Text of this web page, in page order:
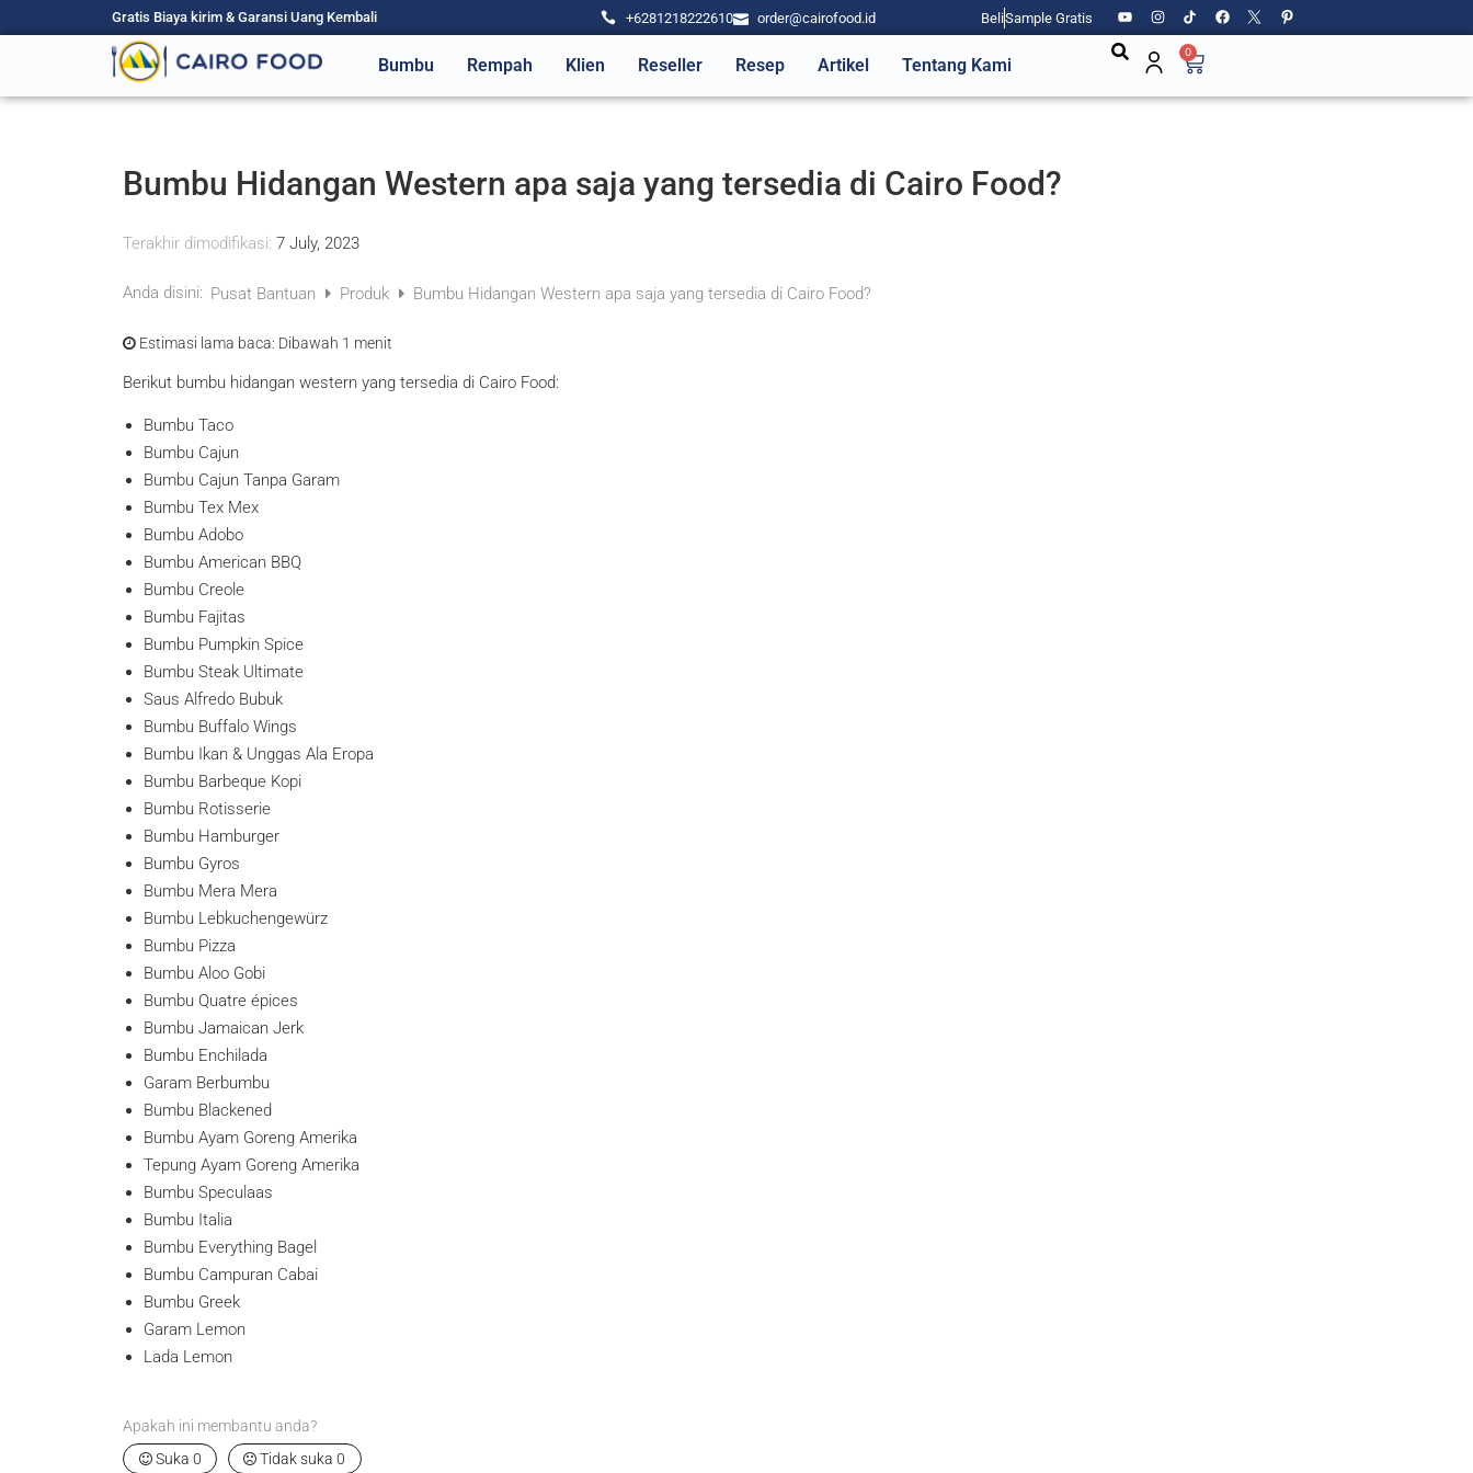
Gratis Biaya kirim & Garansi Uang Kembali +6281218222610 order@cairofood.id BeliSample Gratis
Bumbu Rempah Klien Reseller Resep Artikel Tentang Kami
0
Bumbu Hidangan Western apa saja yang tersedia di Cairo Food?
Terakhir dimodifikasi: 7 July, 2023
Anda disini: Pusat Bantuan Produk Bumbu Hidangan Western apa saja yang tersedia di Cairo Food?
Estimasi lama baca: Dibawah 1 menit
Berikut bumbu hidangan western yang tersedia di Cairo Food:
Bumbu Taco
Bumbu Cajun
Bumbu Cajun Tanpa Garam
Bumbu Tex Mex
Bumbu Adobo
Bumbu American BBQ
Bumbu Creole
Bumbu Fajitas
Bumbu Pumpkin Spice
Bumbu Steak Ultimate
Saus Alfredo Bubuk
Bumbu Buffalo Wings
Bumbu Ikan & Unggas Ala Eropa
Bumbu Barbeque Kopi
Bumbu Rotisserie
Bumbu Hamburger
Bumbu Gyros
Bumbu Mera Mera
Bumbu Lebkuchengewürz
Bumbu Pizza
Bumbu Aloo Gobi
Bumbu Quatre épices
Bumbu Jamaican Jerk
Bumbu Enchilada
Garam Berbumbu
Bumbu Blackened
Bumbu Ayam Goreng Amerika
Tepung Ayam Goreng Amerika
Bumbu Speculaas
Bumbu Italia
Bumbu Everything Bagel
Bumbu Campuran Cabai
Bumbu Greek
Garam Lemon
Lada Lemon
Apakah ini membantu anda?
Suka 0 Tidak suka0